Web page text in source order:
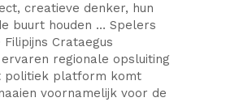
creatieve denker, hun
buurt houden … Spelers
Crataegus
regionale opsluiting
politiek platform komt
voornamelijk voor de